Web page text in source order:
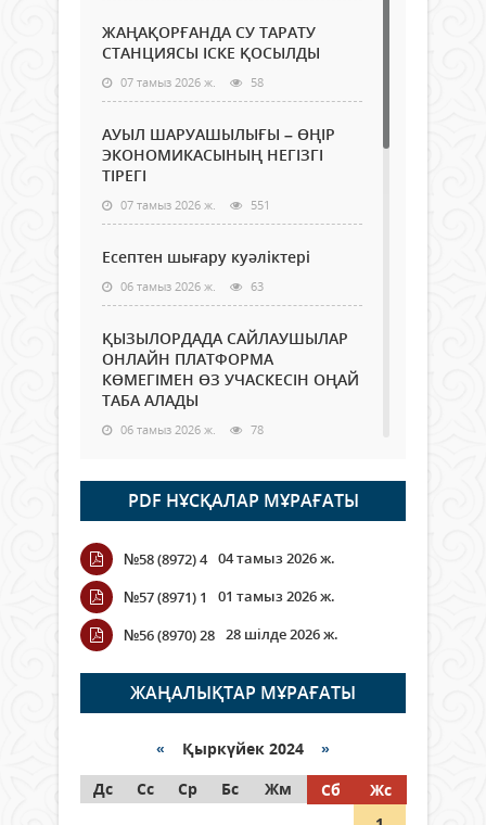
ЖАҢАҚОРҒАНДА СУ ТАРАТУ
СТАНЦИЯСЫ ІСКЕ ҚОСЫЛДЫ
07 тамыз 2026 ж. 58
АУЫЛ ШАРУАШЫЛЫҒЫ – ӨҢІР
ЭКОНОМИКАСЫНЫҢ НЕГІЗГІ
ТІРЕГІ
07 тамыз 2026 ж. 551
Есептен шығару куәліктері
06 тамыз 2026 ж. 63
ҚЫЗЫЛОРДАДА САЙЛАУШЫЛАР
ОНЛАЙН ПЛАТФОРМА
КӨМЕГІМЕН ӨЗ УЧАСКЕСІН ОҢАЙ
ТАБА АЛАДЫ
06 тамыз 2026 ж. 78
Open Air: Қызылорда облысы
полиция департаменті 20
мыңнан астам көрерменнің
қауіпсіздігін қамтамасыз етті
06 тамыз 2026 ж.
Wi-Fi ҚАБЫРҒА АРҚЫЛЫ ҚАЛАЙ
ӨТЕДІ?
06 тамыз 2026 ж. 255
граждане Казахстана,
05 тамыз 2026 ж. 134
PDF НҰСҚАЛАР МҰРАҒАТЫ
№58 (8972) 4 04 тамыз 2026 ж.
№57 (8971) 1
01 тамыз 2026 ж.
№56 (8970) 28 28 шілде 2026 ж.
ЖАҢАЛЫҚТАР МҰРАҒАТЫ
« Қыркүйек 2024 »
Дс
Сс Ср Бс Жм Сб
Жс